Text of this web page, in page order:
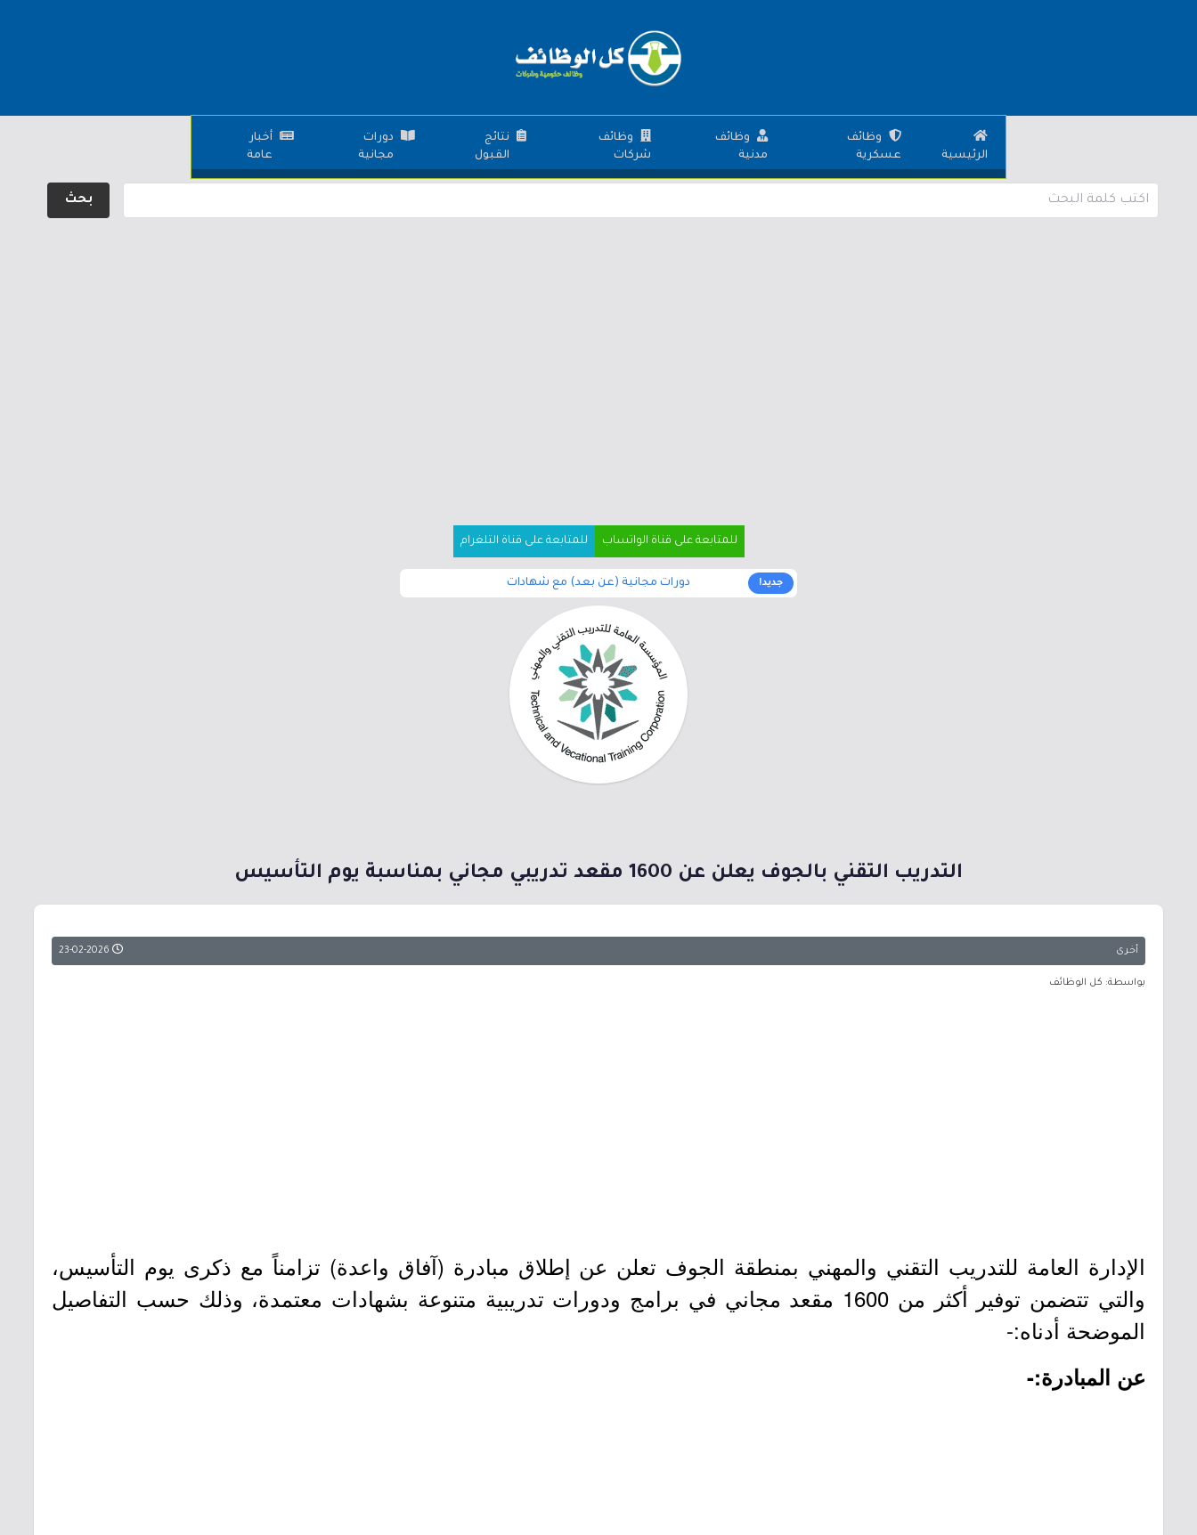
الرئيسية
وظائف
عسكرية
وظائف
مدنية
وظائف
شركات
نتائج
القبول
دورات
مجانية
أخبار
عامة
بحث
للمتابعة على قناة الواتساب للمتابعة على قناة التلغرام
جديد! دورات مجانية (عن بعد) مع شهادات
التدريب التقني بالجوف يعلن عن 1600 مقعد تدريبي مجاني بمناسبة يوم التأسيس
أخرى
بواسطة: كل الوظائف
الإدارة العامة للتدريب التقني والمهني بمنطقة الجوف تعلن عن إطلاق مبادرة (آفاق واعدة) تزامناً مع ذكرى يوم التأسيس،
والتي تتضمن توفير أكثر من 1600 مقعد مجاني في برامج ودورات تدريبية متنوعة بشهادات معتمدة، وذلك حسب التفاصيل
الموضحة أدناه:-
عن المبادرة:-